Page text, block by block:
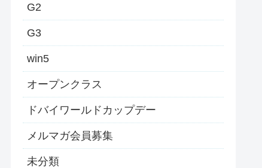
G2
G3
win5
オープンクラス
ドバイワールドカップデー
メルマガ会員募集
未分類